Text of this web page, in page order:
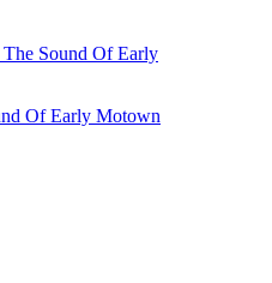
Of Early Motown